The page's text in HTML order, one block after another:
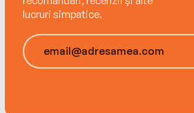
lucruri simpatice.